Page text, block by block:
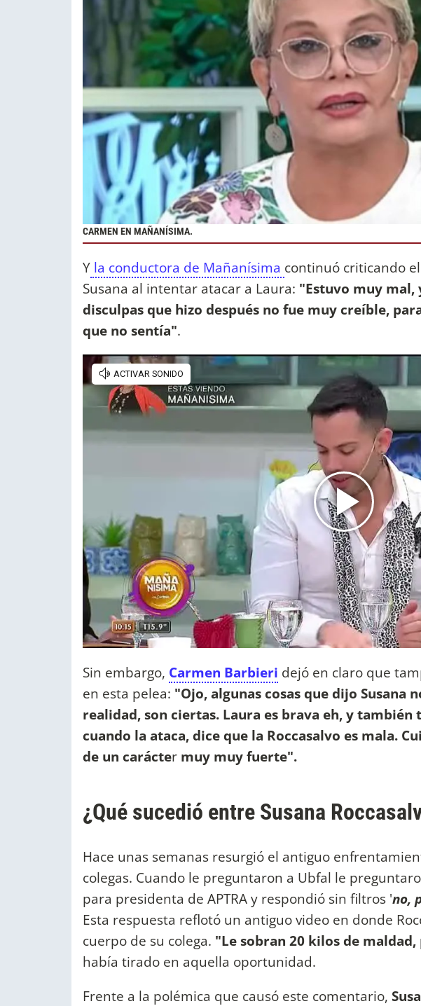
CARMEN EN MAÑANÍSIMA.
Y la conductora de Mañanísima continuó criticando
Susana al intentar atacar a Laura: "Estuvo muy mal,
disculpas que hizo después no fue muy creíble,
que no sentía".
Sin embargo, Carmen Barbieri dejó en claro que
en esta pelea: "Ojo, algunas cosas que dijo Susana
realidad, son ciertas. Laura es brava eh, y
cuando la ataca, dice que la Roccasalvo es mala.
de un carácter muy muy fuerte".
¿Qué sucedió entre Susana
Hace unas semanas resurgió el antiguo
colegas. Cuando le preguntaron a Ubfal le
para presidenta de APTRA y respondió sin filtros 'no,
Esta respuesta reflotó un antiguo video en donde
cuerpo de su colega. "Le sobran 20 kilos de
había tirado en aquella oportunidad.
Frente a la polémica que causó este comentario,